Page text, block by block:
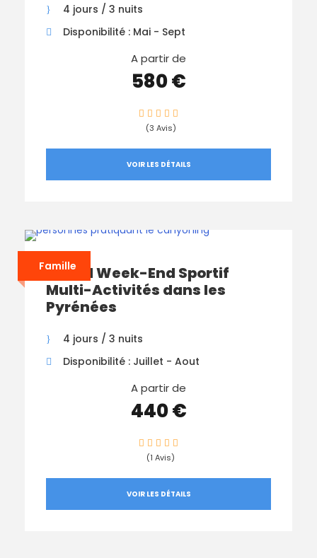
4 jours / 3 nuits
Disponibilité : Mai - Sept
A partir de
580 €
(3 Avis)
VOIR LES DÉTAILS
Famille
Grand Week-End Sportif
Multi-Activités dans les
Pyrénées
4 jours / 3 nuits
Disponibilité : Juillet - Aout
A partir de
440 €
(1 Avis)
VOIR LES DÉTAILS